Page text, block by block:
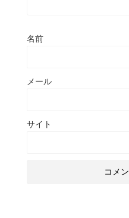
名前
メール
サイト